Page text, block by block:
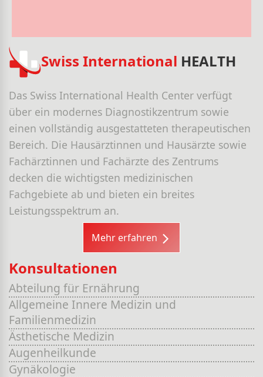
Swiss International HEALTH
Das Swiss International Health Center verfügt
über ein modernes Diagnostikzentrum sowie
einen vollständig ausgestatteten therapeutischen
Bereich. Die Hausärztinnen und Hausärzte sowie
Fachärztinnen und Fachärzte des Zentrums
decken die wichtigsten medizinischen
Fachgebiete ab und bieten ein breites
Leistungsspektrum an.
Mehr erfahren
Konsultationen
Abteilung für Ernährung
Allgemeine Innere Medizin und
Familienmedizin
Ästhetische Medizin
Augenheilkunde
Gynäkologie